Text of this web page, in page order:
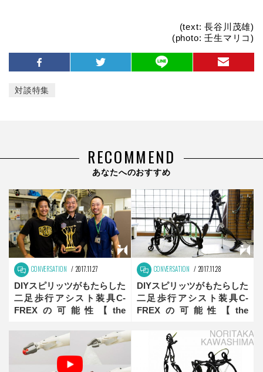
(text: 長谷川茂雄)
(photo: 壬生マリコ)
対談特集
RECOMMEND
あなたへのおすすめ
CONVERSATION 2017.11.27
DIYスピリッツがもたらした
二足歩行アシスト装具C-
FREXの可能性【the
CONVERSATION 2017.11.28
DIYスピリッツがもたらした
二足歩行アシスト装具C-
FREXの可能性【the